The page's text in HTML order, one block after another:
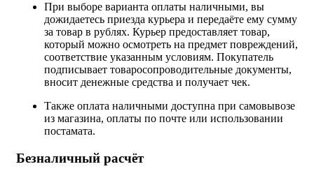
При выборе варианта оплаты наличными, вы
дожидаетесь приезда курьера и передаёте ему сумму
за товар в рублях. Курьер предоставляет товар,
который можно осмотреть на предмет повреждений,
соответствие указанным условиям. Покупатель
подписывает товаросопроводительные документы,
вносит денежные средства и получает чек.
Также оплата наличными доступна при самовывозе
из магазина, оплаты по почте или использовании
постамата.
Безналичный расчёт